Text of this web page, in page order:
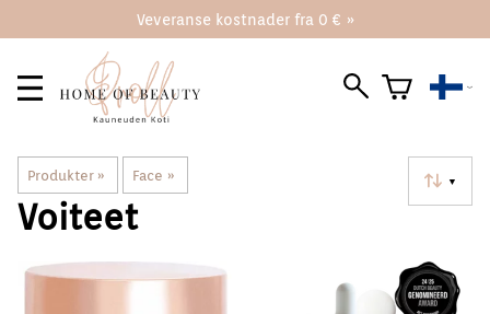
Veveranse kostnader fra 0 € »
Produkter ‪» Face ‪» ▼
Voiteet